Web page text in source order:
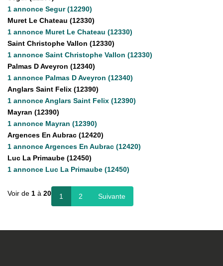
CONNEXION
1 annonce Segur (12290)
Muret Le Chateau (12330)
1 annonce Muret Le Chateau (12330)
Saint Christophe Vallon (12330)
1 annonce Saint Christophe Vallon (12330)
Palmas D Aveyron (12340)
1 annonce Palmas D Aveyron (12340)
Anglars Saint Felix (12390)
1 annonce Anglars Saint Felix (12390)
Mayran (12390)
1 annonce Mayran (12390)
Argences En Aubrac (12420)
1 annonce Argences En Aubrac (12420)
Luc La Primaube (12450)
1 annonce Luc La Primaube (12450)
Voir de 1 à 20 1 2 Suivante